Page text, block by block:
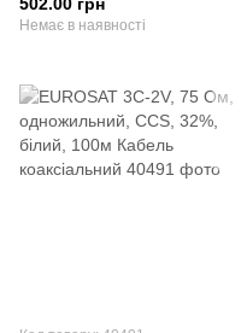
502.00 грн
Немає в наявності